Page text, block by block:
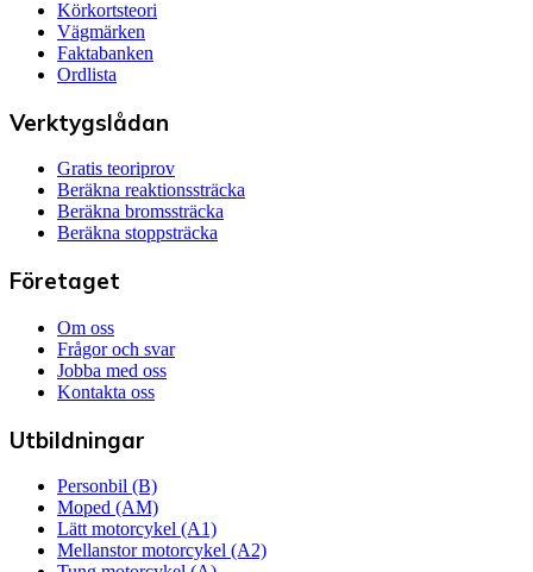
Körkortsteori
Vägmärken
Faktabanken
Ordlista
Verktygslådan
Gratis teoriprov
Beräkna reaktionssträcka
Beräkna bromssträcka
Beräkna stoppsträcka
Företaget
Om oss
Frågor och svar
Jobba med oss
Kontakta oss
Utbildningar
Personbil (B)
Moped (AM)
Lätt motorcykel (A1)
Mellanstor motorcykel (A2)